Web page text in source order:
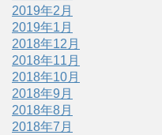
2019年2月
2019年1月
2018年12月
2018年11月
2018年10月
2018年9月
2018年8月
2018年7月